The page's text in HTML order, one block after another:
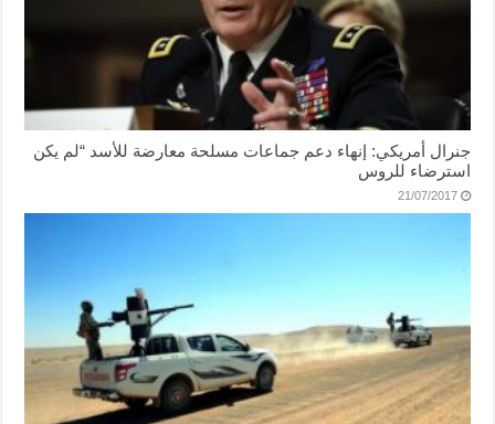
جنرال أمريكي: إنهاء دعم جماعات مسلحة معارضة للأسد “لم يكن
استرضاء للروس
21/07/2017